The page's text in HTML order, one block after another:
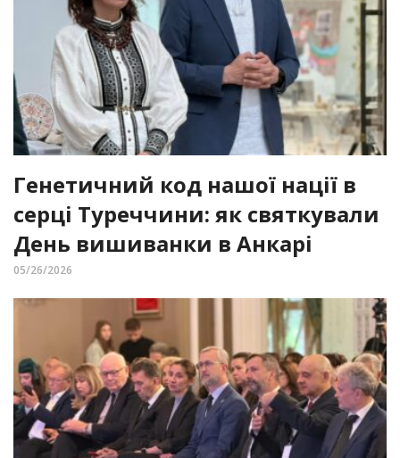
Генетичний код нашої нації в
серці Туреччини: як святкували
День вишиванки в Анкарі
05/26/2026